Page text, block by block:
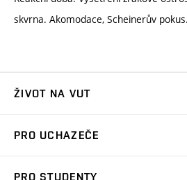
skvrna. Akomodace, Scheinerův pokus.
ŽIVOT NA VUT
Koleje
PRO UCHAZEČE
PRO STUDENTY